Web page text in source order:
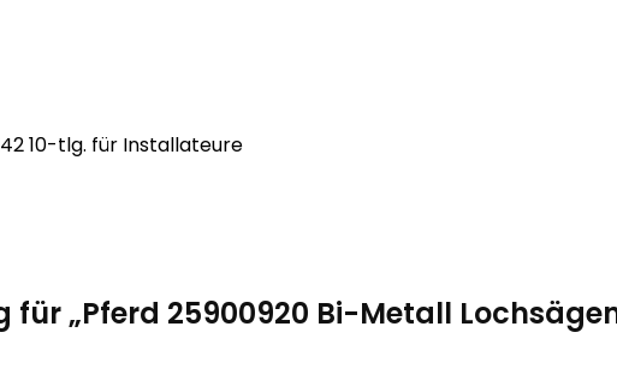
10-tlg. für Installateure
für „Pferd 25900920 Bi-Metall